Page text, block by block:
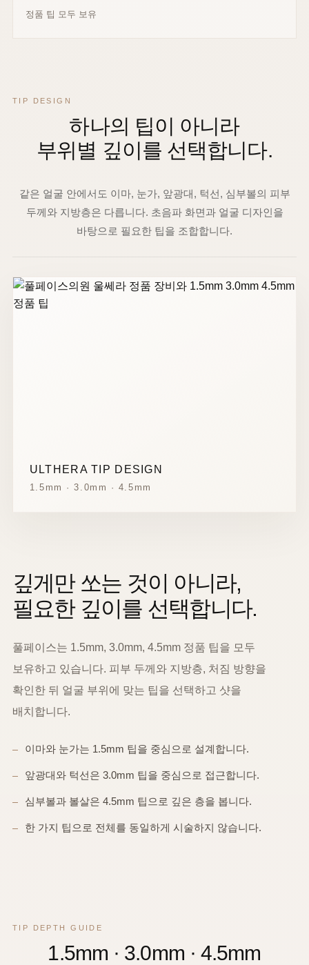
정품 팁 모두 보유
TIP DESIGN
하나의 팁이 아니라
부위별 깊이를 선택합니다.
같은 얼굴 안에서도 이마, 눈가, 앞광대, 턱선, 심부볼의 피부
두께와 지방층은 다릅니다. 초음파 화면과 얼굴 디자인을
바탕으로 필요한 팁을 조합합니다.
ULTHERA TIP DESIGN
1.5mm · 3.0mm · 4.5mm
깊게만 쏘는 것이 아니라,
필요한 깊이를 선택합니다.
풀페이스는 1.5mm, 3.0mm, 4.5mm 정품 팁을 모두
보유하고 있습니다. 피부 두께와 지방층, 처짐 방향을
확인한 뒤 얼굴 부위에 맞는 팁을 선택하고 샷을
배치합니다.
이마와 눈가는 1.5mm 팁을 중심으로 설계합니다.
앞광대와 턱선은 3.0mm 팁을 중심으로 접근합니다.
심부볼과 볼살은 4.5mm 팁으로 깊은 층을 봅니다.
한 가지 팁으로 전체를 동일하게 시술하지 않습니다.
TIP DEPTH GUIDE
1.5mm · 3.0mm · 4.5mm